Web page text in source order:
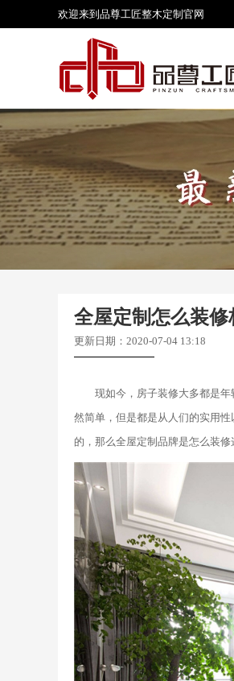
欢迎来到品尊工匠整木定制 官网
全屋定制怎么装修
更新日期：2020-07-04 13:18
现如今，房子装修大多都是
然简单，但是都是从人们的实用
的，那么全屋定制品牌是怎么装